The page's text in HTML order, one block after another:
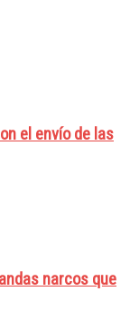
el envío de las
narcos que